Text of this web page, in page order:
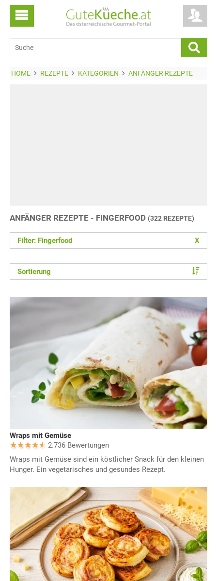
HOME REZEPTE KATEGORIEN ANFÄNGER REZEPTE
ANFÄNGER REZEPTE - FINGERFOOD (322 REZEPTE)
Filter: Fingerfood X
Sortierung
Wraps mit Gemüse
2.736 Bewertungen
Wraps mit Gemüse sind ein köstlicher Snack für den kleinen
Hunger. Ein vegetarisches und gesundes Rezept.